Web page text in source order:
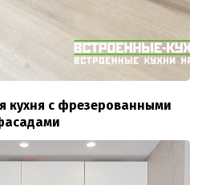
кухня с фрезерованными